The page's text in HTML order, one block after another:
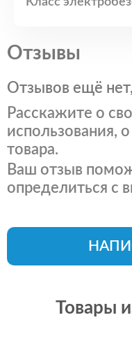
Отзывы
Отзывов ещё
Расскажите о
использования,
товара.
Ваш отзыв
определиться с
Товары